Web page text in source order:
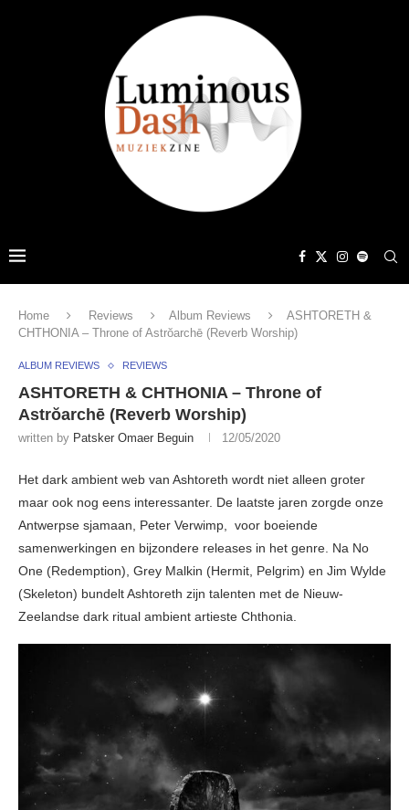
Home Reviews Album Reviews
ASHTORETH &
CHTHONIA – Throne of Astrŏarchē (Reverb Worship)
ALBUM REVIEWS REVIEWS
ASHTORETH & CHTHONIA – Throne of
Astrŏarchē (Reverb Worship)
written by Patsker Omaer Beguin 12/05/2020
Het dark ambient web van Ashtoreth wordt niet alleen groter
maar ook nog eens interessanter. De laatste jaren zorgde onze
Antwerpse sjamaan, Peter Verwimp, voor boeiende
samenwerkingen en bijzondere releases in het genre. Na No
One (Redemption), Grey Malkin (Hermit, Pelgrim) en Jim Wylde
(Skeleton) bundelt Ashtoreth zijn talenten met de Nieuw-
Zeelandse dark ritual ambient artieste Chthonia.